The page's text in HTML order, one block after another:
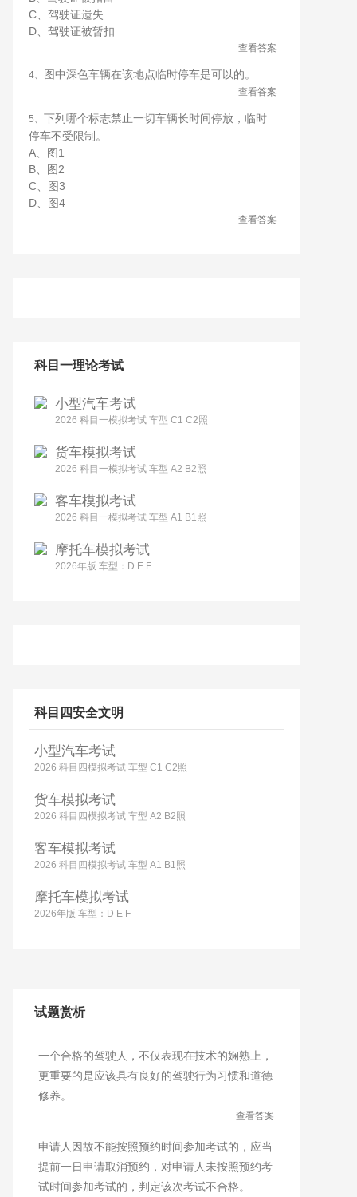
C、驾驶证遗失
D、驾驶证被暂扣
查看答案
4、 图中深色车辆在该地点临时停车是可以的。
查看答案
5、 下列哪个标志禁止一切车辆长时间停放，临时
停车不受限制。
A、图1
B、图2
C、图3
D、图4
查看答案
科目一理论考试
小型汽车考试
2026 科目一模拟考试 车型 C1 C2照
货车模拟考试
2026 科目一模拟考试 车型 A2 B2照
客车模拟考试
2026 科目一模拟考试 车型 A1 B1照
摩托车模拟考试
2026年版 车型：D E F
科目四安全文明
小型汽车考试
2026 科目四模拟考试 车型 C1 C2照
货车模拟考试
2026 科目四模拟考试 车型 A2 B2照
客车模拟考试
2026 科目四模拟考试 车型 A1 B1照
摩托车模拟考试
2026年版 车型：D E F
试题赏析
一个合格的驾驶人，不仅表现在技术的娴熟上，
更重要的是应该具有良好的驾驶行为习惯和道德
修养。
查看答案
申请人因故不能按照预约时间参加考试的，应当
提前一日申请取消预约，对申请人未按照预约考
试时间参加考试的，判定该次考试不合格。